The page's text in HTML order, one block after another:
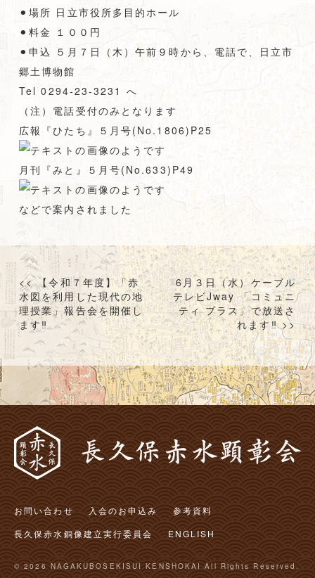
⚫︎場所 日立市役所多目的ホール
⚫︎料金 １００円
⚫︎申込 ５月７日（木）午前９時から、電話で、日立市
郷土博物館
Tel 0294-23-3231 へ
（注）電話受付のみとなります
広報『ひたち』５月号(No.1806)P25
月刊『みと』５月号(No.633)P49
などで案内されました
投
稿
ナ
ビ
ゲ
ー
ョ
ン
<< 【令和７年度】「赤
水図を利用した現代の地
理授業」報告会を開催し
ます‼︎
6月３日（水）ケーブル
テレビJway 「コミュニ
ティ プラス」で放送さ
れます‼︎ >>
お問い合わせ 入会のお申込み
参考資料
長久保赤水銅像建立実行委員会
ENGLISH
© 2026 NAGAKUBOSEKISUI KENSHOKAI All Rights Reserved.